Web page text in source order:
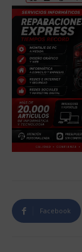
Facebook